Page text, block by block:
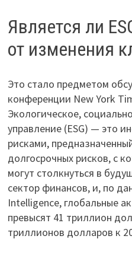
Является ли
от изменения
Это стало предметом
конференции New York
Экологическое,
управление (ESG) — это
рисками,
долгосрочных рисков, с
могут столкнуться в
сектор финансов, и, по
Intelligence, глобальные
превысят 41 триллион
триллионов долларов к